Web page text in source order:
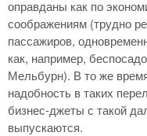
оправданы как по
соображениям (трудно
пассажиров,
как, например,
Мельбурн). В то же
надобность в таких
бизнес-джеты с такой
выпускаются.